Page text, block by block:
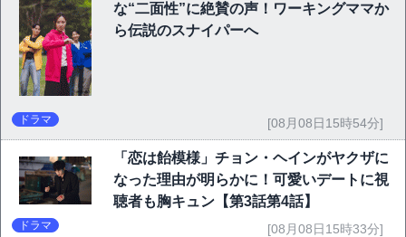
な“二面性”に絶賛の声！ワーキングママか
ら伝説のスナイパーへ
ドラマ [08月08日15時54分]
「恋は飴模様」チョン・ヘインがヤクザに
なった理由が明らかに！可愛いデートに視
聴者も胸キュン【第3話第4話】
ドラマ [08月08日15時33分]